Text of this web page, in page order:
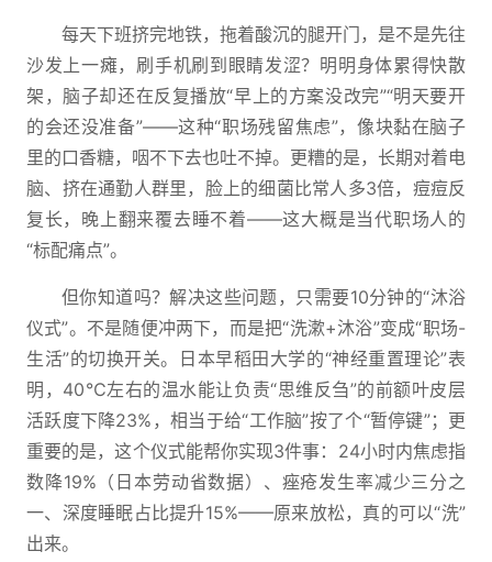
每天下班挤完地铁，拖着酸沉的腿开门，是不是先往
沙发上一瘫，刷手机刷到眼睛发涩？明明身体累得快散
架，脑子却还在反复播放“早上的方案没改完”“明天要开
的会还没准备”——这种“职场残留焦虑”，像块黏在脑子
里的口香糖，咽不下去也吐不掉。更糟的是，长期对着电
脑、挤在通勤人群里，脸上的细菌比常人多3倍，痘痘反
复长，晚上翻来覆去睡不着——这大概是当代职场人的
“标配痛点”。
但你知道吗？解决这些问题，只需要10分钟的“沐浴
仪式”。不是随便冲两下，而是把“洗漱+沐浴”变成“职场-
生活”的切换开关。日本早稻田大学的“神经重置理论”表
明，40℃左右的温水能让负责“思维反刍”的前额叶皮层
活跃度下降23%，相当于给“工作脑”按了个“暂停键”；更
重要的是，这个仪式能帮你实现3件事：24小时内焦虑指
数降19%（日本劳动省数据）、痤疮发生率减少三分之
一、深度睡眠占比提升15%——原来放松，真的可以“洗”
出来。